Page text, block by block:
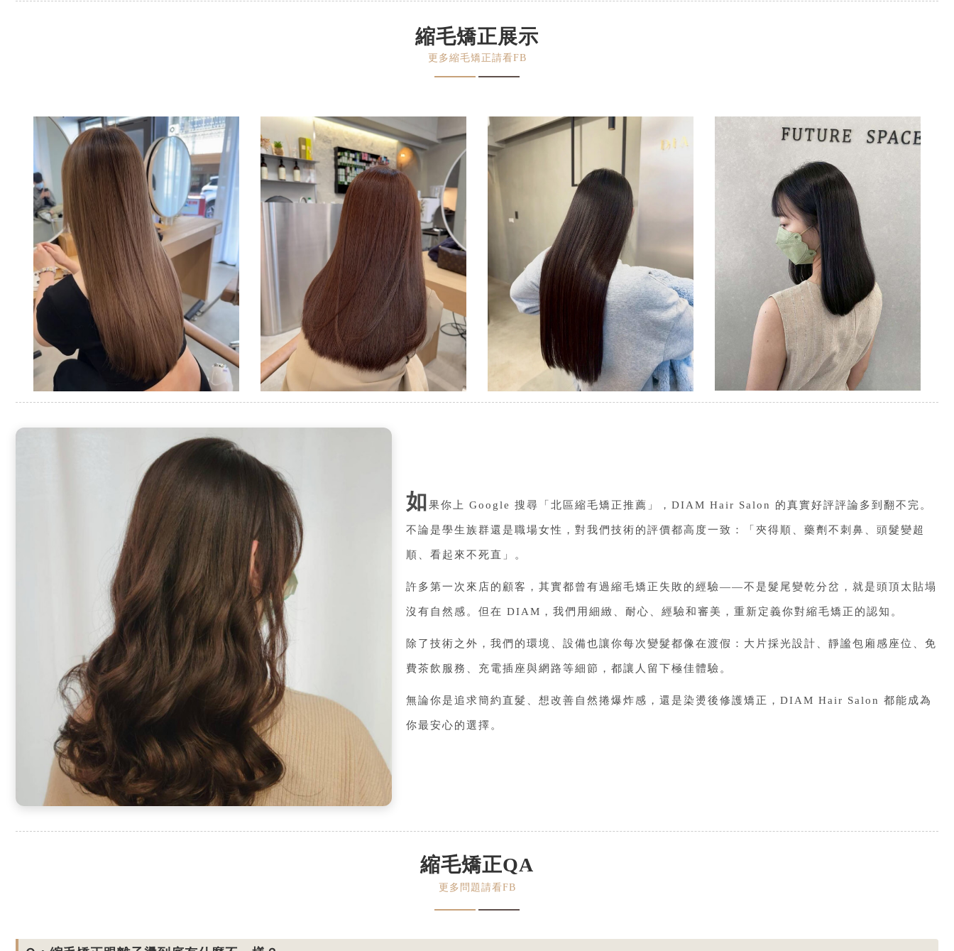
縮毛矯正展示
更多縮毛矯正請看FB
如果你上 Google 搜尋「北區縮毛矯正推薦」，DIAM Hair Salon 的真實好評評論多到翻不完。
不論是學生族群還是職場女性，對我們技術的評價都高度一致：「夾得順、藥劑不刺鼻、頭髮變超
順、看起來不死直」。
許多第一次來店的顧客，其實都曾有過縮毛矯正失敗的經驗——不是髮尾變乾分岔，就是頭頂太貼塌
沒有自然感。但在 DIAM，我們用細緻、耐心、經驗和審美，重新定義你對縮毛矯正的認知。
除了技術之外，我們的環境、設備也讓你每次變髮都像在渡假：大片採光設計、靜謐包廂感座位、免
費茶飲服務、充電插座與網路等細節，都讓人留下極佳體驗。
無論你是追求簡約直髮、想改善自然捲爆炸感，還是染燙後修護矯正，DIAM Hair Salon 都能成為
你最安心的選擇。
縮毛矯正QA
更多問題請看FB